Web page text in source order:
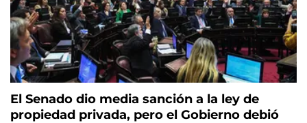
El Senado dio media sanción a la ley de
propiedad privada, pero el Gobierno debió